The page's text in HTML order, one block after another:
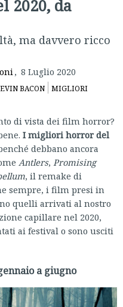
2020, da
ma davvero ricco
, 8 Luglio 2020
BACON
MIGLIORI
di vista dei film horror?
I migliori horror del
debbano ancora
Antlers, Promising
, il remake di
sempre, i film presi in
quelli arrivati al nostro
capillare nel 2020,
ai festival o sono usciti
a giugno